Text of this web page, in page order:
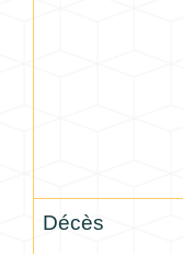
Décès